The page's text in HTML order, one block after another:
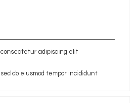
consectetur adipiscing elit
sed do eiusmod tempor incididunt